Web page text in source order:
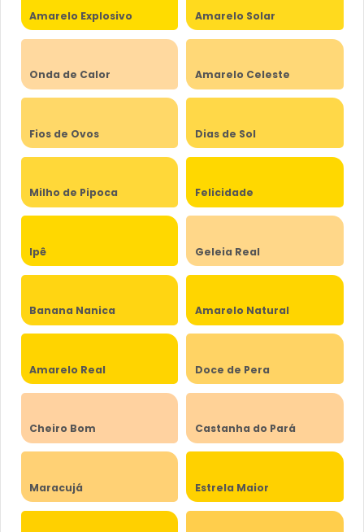
Amarelo Explosivo Amarelo Solar
Onda de Calor Amarelo Celeste
Fios de Ovos Dias de Sol
Milho de Pipoca Felicidade
Ipê Geleia Real
Banana Nanica Amarelo Natural
Amarelo Real Doce de Pera
Cheiro Bom Castanha do Pará
Maracujá Estrela Maior